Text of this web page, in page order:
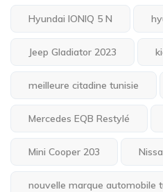
Hyundai IONIQ 5 N
Jeep Gladiator 2023
meilleure citadine tunisie
Mercedes EQB Restylé
Mini Cooper 203
nouvelle marque automobile